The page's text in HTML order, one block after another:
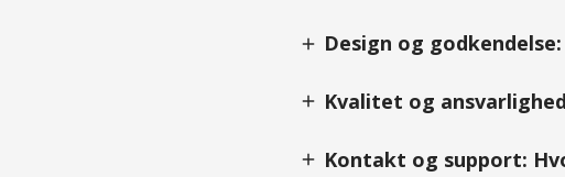
add Design og
add Kvalitet og
add Kontakt og support: